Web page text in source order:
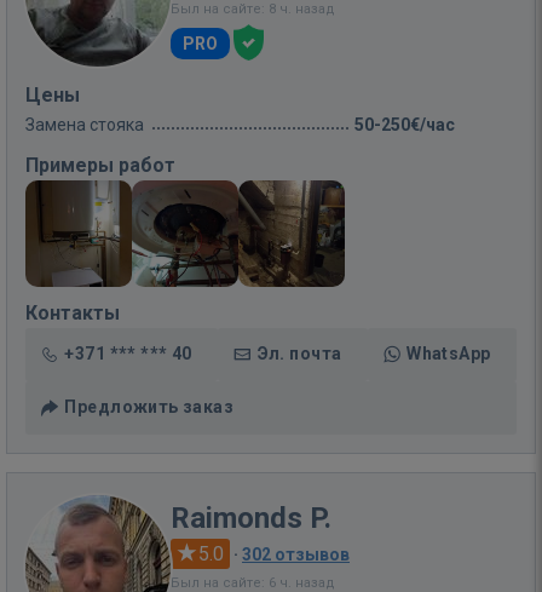
Был на сайте: 8 ч. назад
PRO
Цены
Замена стояка 50-250€/час
Примеры работ
Контакты
+371 *** *** 40 Эл. почта WhatsApp
Предложить заказ
Raimonds P.
5.0 · 302 отзывов
Был на сайте: 6 ч. назад